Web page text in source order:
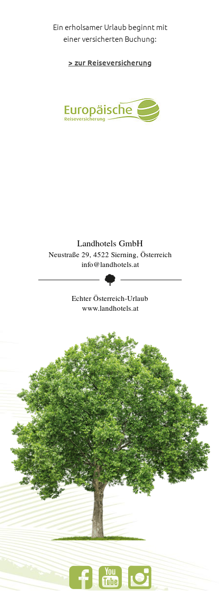
Ein erholsamer Urlaub beginnt mit
einer versicherten Buchung:
> zur Reiseversicherung
Landhotels GmbH
Neustraße 29, 4522 Sierning, Österreich
info@landhotels.at
Echter Österreich-Urlaub
www.landhotels.at